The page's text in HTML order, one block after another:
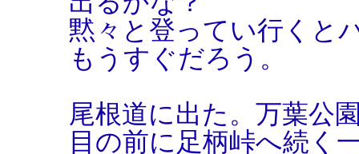
黙々と登ってい行くと
もうすぐだろう。
尾根道に出た。万葉公
目の前に足柄峠へ続く